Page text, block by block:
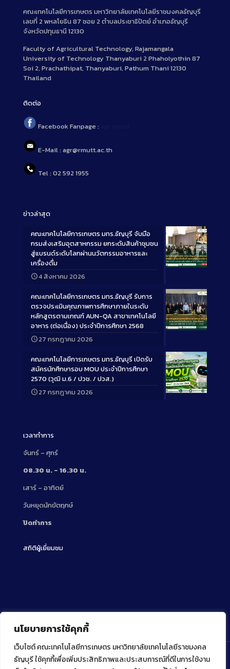
นโยบายการใช้คุกกี้
เว็บไซต์ คณะเทคโนโลยีการเกษตร มหาวิทยาลัยเทคโนโลยีราชมงคล
ธัญบุรี ใช้คุกกี้เพื่อเพิ่มประสิทธิภาพและประสบการณ์ที่ดีในการใช้งาน
คณะเทคโนโลยีการเกษตร มหาวิทยาลัยเทคโนโลยีราชมงคลธัญบุรี
เลขที่ 2 พหลโยธิน 87 ซอย 2 ตำบลประชาธิปัตย์ อำเภอธัญบุรี
จังหวัดปทุมธานี 12130
Faculty of Agricultural Technology, Rajamangala
University of Technology Thanyaburi 2 Phaholyothin 87
Soi 2, Prachathipat, Thanyaburi, Pathum Thani 12130
Thailand
ติดต่อ
Facebook Fanpage :
E-Mail : agr@rmutt.ac.th
Tel : 02 592 1955
ข่าวล่าสุด
Long
คณะเทคโนโลยีการเกษตร มทร.ธัญบุรี จับมือ
กรมส่งเสริมอุตสาหกรรม ยกระดับสินค้าชุมชน
สู่แบรนด์ระดับโลกผ่านนวัตกรรมอาหารและ
เครื่องดื่ม
4 สิงหาคม 2026
Long
คณะเทคโนโลยีการเกษตร มทร.ธัญบุรี รับการ
ตรวจประเมินคุณภาพการศึกษาภายในระดับ
หลักสูตรตามเกณฑ์ AUN-QA สาขาเทคโนโลยี
อาหาร (ต่อเนื่อง) ประจำปีการศึกษา 2568
27 กรกฎาคม 2026
Long
คณะเทคโนโลยีการเกษตร มทร.ธัญบุรี เปิดรับ
สมัครนักศึกษารอบ MOU ประจำปีการศึกษา
2570 (วุฒิ ม.6 / ปวช. / ปวส.)
27 กรกฎาคม 2026
เวลาทำการ
จันทร์ – ศุกร์
08.30 น. – 16.30 น.
เสาร์ – อาทิตย์
วันหยุดนักขัตฤกษ์
ปิดทำการ
สถิติผู้เยี่ยมชม